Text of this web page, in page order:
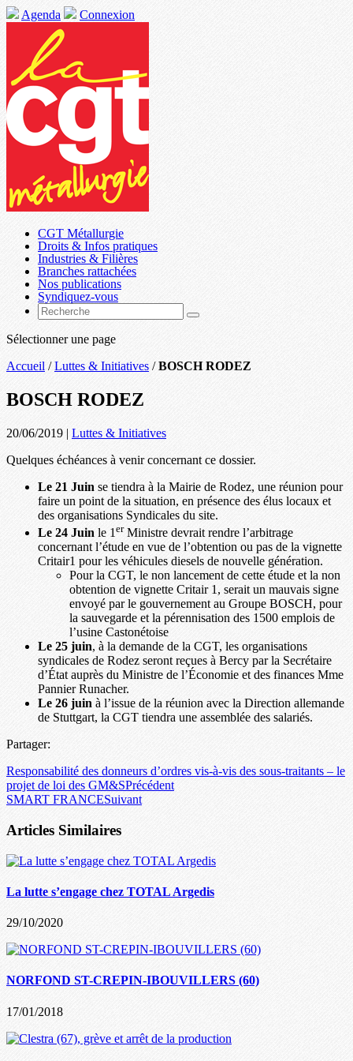
Agenda Connexion
CGT Métallurgie
Droits & Infos pratiques
Industries & Filières
Branches rattachées
Nos publications
Syndiquez-vous
Sélectionner une page
Accueil /Luttes & Initiatives /BOSCH RODEZ
BOSCH RODEZ
20/06/2019 | Luttes & Initiatives
Quelques échéances à venir concernant ce dossier.
Le 21 Juin se tiendra à la Mairie de Rodez, une réunion pour
faire un point de la situation, en présence des élus locaux et
des organisations Syndicales du site.
Le 24 Juin le 1 erMinistre devrait rendre l’arbitrage
concernant l’étude en vue de l’obtention ou pas de la vignette
Critair1 pour les véhicules diesels de nouvelle génération.
Pour la CGT, le non lancement de cette étude et la non
obtention de vignette Critair 1, serait un mauvais signe
envoyé par le gouvernement au Groupe BOSCH, pour
la sauvegarde et la pérennisation des 1500 emplois de
l’usine Castonétoise
Le 25 juin, à la demande de la CGT, les organisations
syndicales de Rodez seront reçues à Bercy par la Secrétaire
d’État auprès du Ministre de l’Économie et des finances Mme
Pannier Runacher.
Le 26 juin à l’issue de la réunion avec la Direction allemande
de Stuttgart, la CGT tiendra une assemblée des salariés.
Partager:
Responsabilité des donneurs d’ordres vis-à-vis des sous-traitants – le
projet de loi des GM&SPrécédent
SMART FRANCESuivant
Articles Similaires
La lutte s’engage chez TOTAL Argedis
29/10/2020
NORFOND ST-CREPIN-IBOUVILLERS (60)
17/01/2018